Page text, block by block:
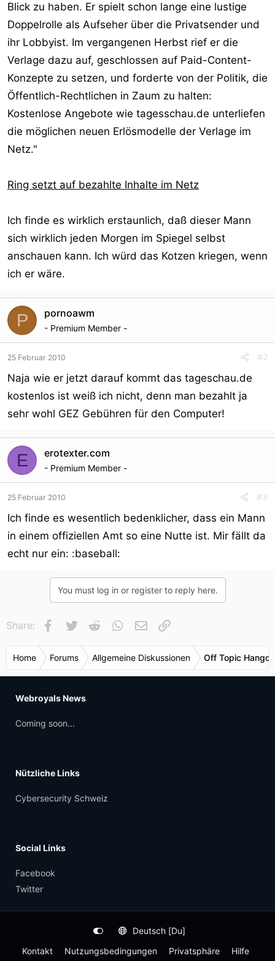
Blick zu haben. Er spielt schon lange eine lustige
Doppelrolle als Aufseher über die Privatsender und
ihr Lobbyist. Im vergangenen Herbst rief er die
Verlage dazu auf, geschlossen auf Paid-Content-
Konzepte zu setzen, und forderte von der Politik, die
Öffentlich-Rechtlichen in Zaum zu halten:
Kostenlose Angebote wie tagesschau.de unterliefen
die möglichen neuen Erlösmodelle der Verlage im
Netz."
Ring setzt auf bezahlte Inhalte im Netz
Ich finde es wirklich erstaunlich, daß dieser Mann
sich wirklich jeden Morgen im Spiegel selbst
anschauen kann. Ich würd das Kotzen kriegen, wenn
ich er wäre.
P pornoawm
- Premium Member -
25 Februar 2010 #2
Naja wie er jetzt darauf kommt das tageschau.de
kostenlos ist weiß ich nicht, denn man bezahlt ja
sehr wohl GEZ Gebühren für den Computer!
E erotexter.com
- Premium Member -
25 Februar 2010 #3
Ich finde es wesentlich bedenklicher, dass ein Mann
in einem offiziellen Amt so eine Nutte ist. Mir fällt da
echt nur ein: :baseball:
You must log in or register to reply here.
Share: Facebook
Twitter Reddit WhatsApp
E-Mail
Home Forums Allgemeine Diskussionen Off Topic
Webroyals News
Coming soon...
Nützliche Links
Cybersecurity Schweiz
Social Links
Facebook
Twitter
Deutsch [Du]
Kontakt
Nutzungsbedingungen Privatsphäre Hilfe